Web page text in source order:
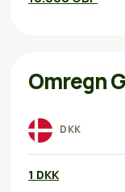
Omregn
DKK
1 DKK